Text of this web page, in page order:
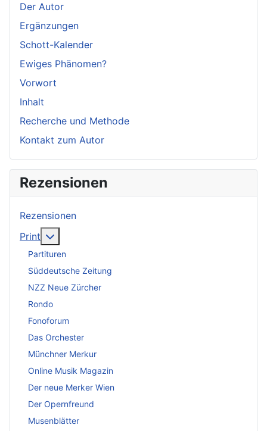
Der Autor
Ergänzungen
Schott-Kalender
Ewiges Phänomen?
Vorwort
Inhalt
Recherche und Methode
Kontakt zum Autor
Rezensionen
Rezensionen
Print
Partituren
Süddeutsche Zeitung
NZZ Neue Zürcher
Rondo
Fonoforum
Das Orchester
Münchner Merkur
Online Musik Magazin
Der neue Merker Wien
Der Opernfreund
Musenblätter